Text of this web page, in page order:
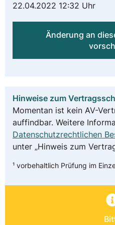
22.04.2022 12:32 Uhr
Änderung an
Hinweise zum
Momentan ist kein AV-
auffindbar. Weitere
Datenschutzrechtlichen
unter „Hinweis zum
¹ vorbehaltlich Prüfung im